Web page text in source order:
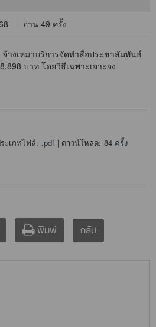
อ่าน 49 ครั้ง
างเหมาบริการจัดทำสื่อประชาสัมพันธ์
บาท โดยวิธีเฉพาะเจาะจง
ะเภทไฟล์: .pdf | ดาวน์โหลด: 84 ครั้ง
พิมพ์ กลับ